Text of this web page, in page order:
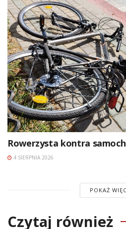
Rowerzysta kontra
4 SIERPNIA 2026
POKAŻ
Czytaj również